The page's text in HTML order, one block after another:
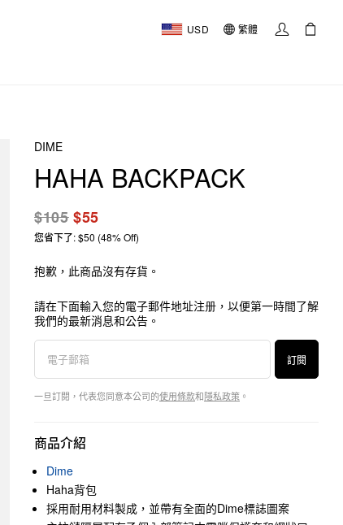
USD 繁體
DIME
HAHA BACKPACK
$105$55
您省下了: $50 (48% Off)
抱歉，此商品沒有存貨。
請在下面輸入您的電子郵件地址注册，以便第一時間了解
我們的最新消息和公告。
訂閱
一旦訂閱，代表您同意本公司的使用條款和隱私政策 。
商品介紹
Dime
Haha背包
採用耐用材料製成，並帶有全面的Dime標誌圖案